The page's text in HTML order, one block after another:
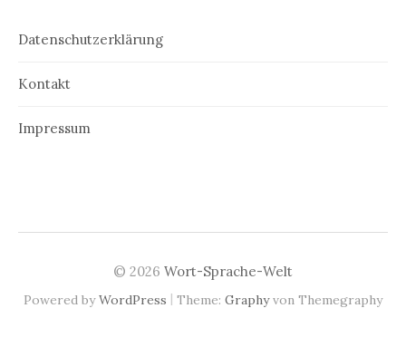
Datenschutzerklärung
Kontakt
Impressum
© 2026 Wort-Sprache-Welt
Powered byWordPress | Theme: Graphyvon Themegraphy